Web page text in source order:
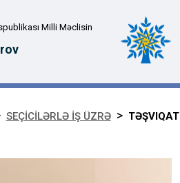
Milli Məclisin
SEÇİCİLƏRLƏ İŞ ÜZRƏ > TƏŞVIQAT